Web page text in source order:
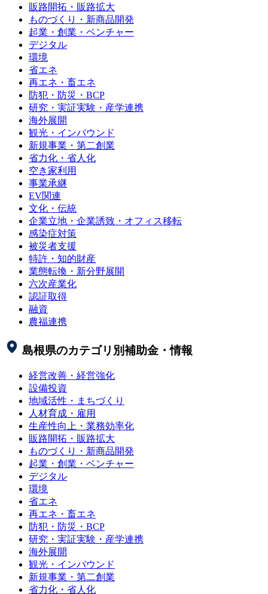
販路開拓・販路拡大
ものづくり・新商品開発
起業・創業・ベンチャー
デジタル
環境
省エネ
再エネ・畜エネ
防犯・防災・BCP
研究・実証実験・産学連携
海外展開
観光・インバウンド
新規事業・第二創業
省力化・省人化
空き家利用
事業承継
EV関連
文化・伝統
企業立地・企業誘致・オフィス移転
感染症対策
被災者支援
特許・知的財産
業態転換・新分野展開
六次産業化
認証取得
融資
農福連携
島根県のカテゴリ別補助金・情報
経営改善・経営強化
設備投資
地域活性・まちづくり
人材育成・雇用
生産性向上・業務効率化
販路開拓・販路拡大
ものづくり・新商品開発
起業・創業・ベンチャー
デジタル
環境
省エネ
再エネ・畜エネ
防犯・防災・BCP
研究・実証実験・産学連携
海外展開
観光・インバウンド
新規事業・第二創業
省力化・省人化